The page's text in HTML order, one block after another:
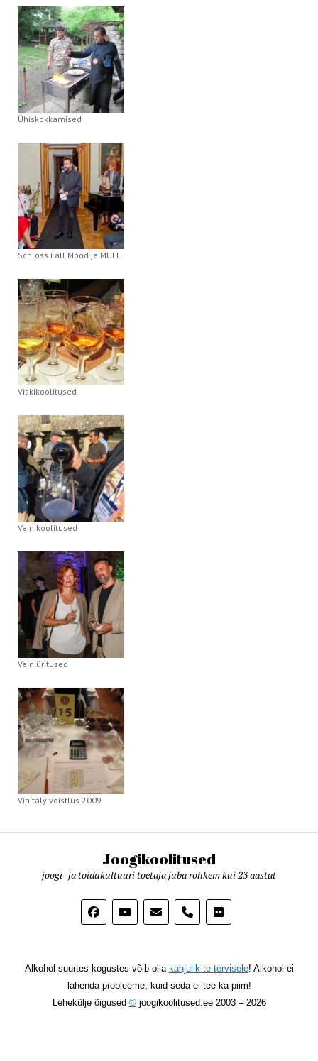
Ühiskokkamised
Schloss Fall Mood ja MULL
Viskikoolitused
Veinikoolitused
Veiniüritused
Vinitaly võistlus 2009
Joogikoolitused
joogi- ja toidukultuuri toetaja juba rohkem kui 23 aastat
phone
Alkohol suurtes kogustes võib olla kahjulik te tervisele! Alkohol ei
lahenda probleeme, kuid seda ei tee ka piim!
Lehekülje õigused ©joogikoolitused.ee 2003 – 2026